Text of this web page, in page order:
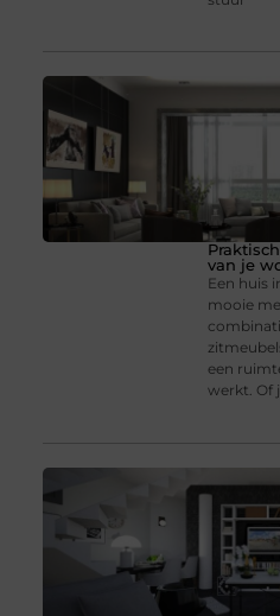
van je
Een huis
mooie
een
werkt. Of